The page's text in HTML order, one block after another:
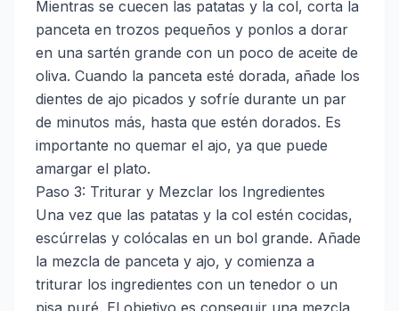
Mientras se cuecen las patatas y la col, corta la
panceta en trozos pequeños y ponlos a dorar
en una sartén grande con un poco de aceite de
oliva. Cuando la panceta esté dorada, añade los
dientes de ajo picados y sofríe durante un par
de minutos más, hasta que estén dorados. Es
importante no quemar el ajo, ya que puede
amargar el plato.
Paso 3: Triturar y Mezclar los Ingredientes
Una vez que las patatas y la col estén cocidas,
escúrrelas y colócalas en un bol grande. Añade
la mezcla de panceta y ajo, y comienza a
triturar los ingredientes con un tenedor o un
pisa puré. El objetivo es conseguir una mezcla